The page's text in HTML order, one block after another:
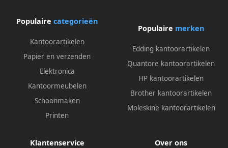
Populaire categorieën
Kantoorartikelen
Papier en verzenden
Elektronica
Kantoormeubelen
Schoonmaken
Printen
Populaire merken
Edding kantoorartikelen
Quantore kantoorartikelen
HP kantoorartikelen
Brother kantoorartikelen
Moleskine kantoorartikelen
Klantenservice Over ons